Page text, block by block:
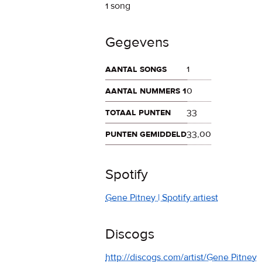
1 song
Gegevens
aantal songs
1
aantal nummers 10
totaal punten
33
punten gemiddeld33,00
Spotify
Gene Pitney | Spotify artiest
Discogs
http://discogs.com/artist/Gene Pitney